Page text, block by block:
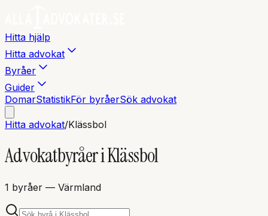
Hitta hjälp
Hitta advokat
Byråer
Guider
DomarStatistikFör byråerSök advokat
Hitta advokat/Klässbol
Advokatbyråer iKlässbol
1 byråer — Värmland